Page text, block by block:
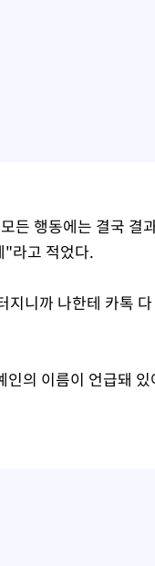
든 행동에는 결국 결
"라고 적었다.
니까 나한테 카톡
의 이름이 언급돼